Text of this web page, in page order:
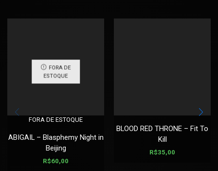
FORA DE
ESTOQUE
FORA DE ESTOQUE
ABIGAIL – Blasphemy Night in
Beijing
R$60,00
BLOOD RED THRONE – Fit To
Kill
R$35,00